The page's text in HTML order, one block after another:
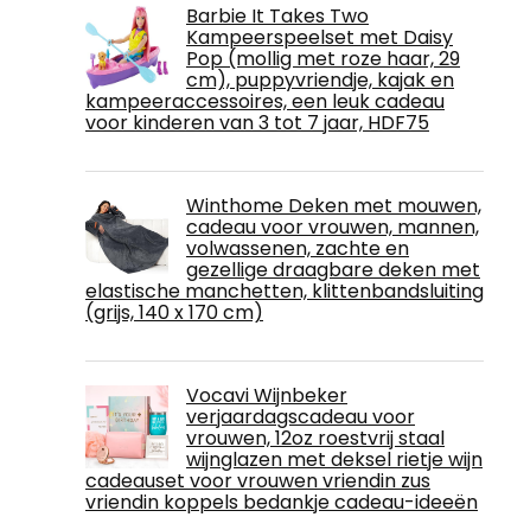
Barbie It Takes Two
Kampeerspeelset met Daisy
Pop (mollig met roze haar, 29
cm), puppyvriendje, kajak en
kampeeraccessoires, een leuk cadeau
voor kinderen van 3 tot 7 jaar, HDF75
Winthome Deken met mouwen,
cadeau voor vrouwen, mannen,
volwassenen, zachte en
gezellige draagbare deken met
elastische manchetten, klittenbandsluiting
(grijs, 140 x 170 cm)
Vocavi Wijnbeker
verjaardagscadeau voor
vrouwen, 12oz roestvrij staal
wijnglazen met deksel rietje wijn
cadeauset voor vrouwen vriendin zus
vriendin koppels bedankje cadeau-ideeën